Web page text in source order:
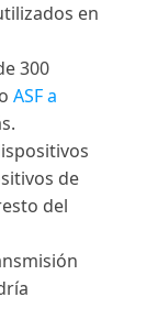
en
300
ASF a
de
del